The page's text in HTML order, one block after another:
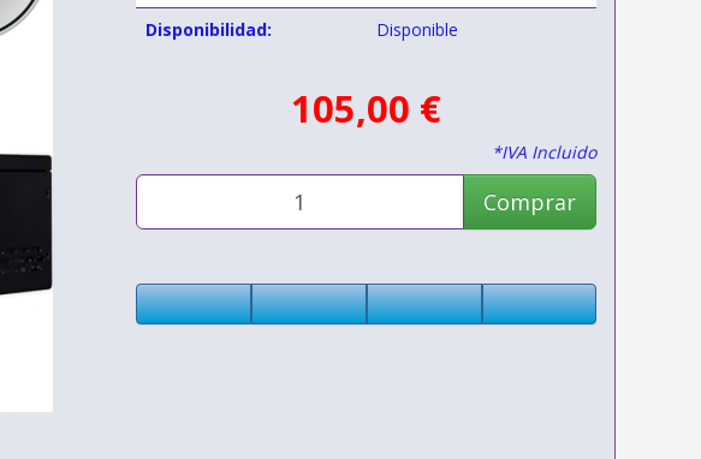
Disponibilidad:
Disponible
105,00 €
*IVA Incluido
Comprar